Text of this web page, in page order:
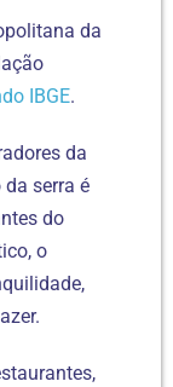
da
IBGE.
da
serra é
do
o